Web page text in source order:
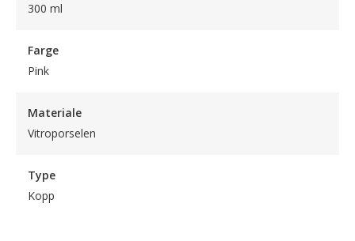
300 ml
Farge
Pink
Materiale
Vitroporselen
Type
Kopp